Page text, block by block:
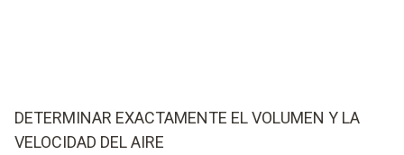
DETERMINAR EXACTAMENTE EL VOLUMEN Y LA
VELOCIDAD DEL AIRE